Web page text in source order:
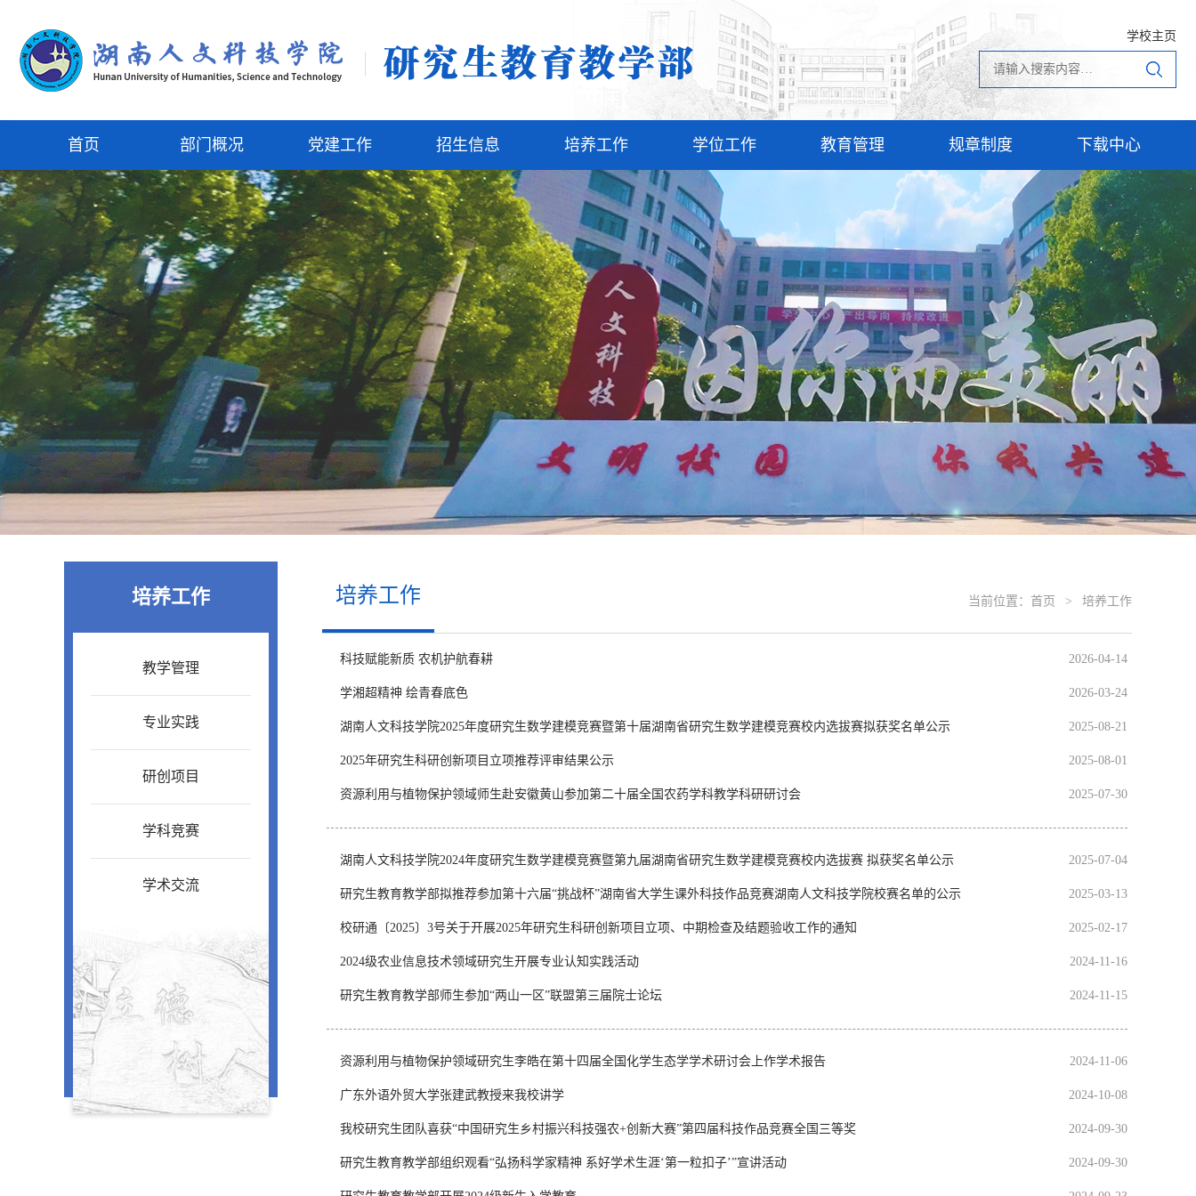
学校主页
首页
新闻动态
通知公告
部门概况
部门简介
机构设置
工作职责
党建工作
组织结构
党建活动
特色工作
支部建设
上级文件
招生信息
通知公告
招生政策
网上报名
培养工作
教学管理
专业实践
研创项目
学科竞赛
学术交流
学位工作
学籍学历管理
学位论文
学位授予
学位点建设
导师队伍
教育管理
奖助体系
就业工作
校友工作
规章制度
学校文件
国家相关文件
下载中心
培养工作
教学管理
专业实践
研创项目
学科竞赛
学术交流
培养工作 当前位置： 首页 > 培养工作
科技赋能新质 农机护航春耕 2026-04-14
学湘超精神 绘青春底色 2026-03-24
湖南人文科技学院2025年度研究生数学建模竞赛暨第十届湖南省研究生数学建模竞赛校内选拔赛拟获奖名单公示 2025-08-21
2025年研究生科研创新项目立项推荐评审结果公示 2025-08-01
资源利用与植物保护领域师生赴安徽黄山参加第二十届全国农药学科教学科研研讨会 2025-07-30
湖南人文科技学院2024年度研究生数学建模竞赛暨第九届湖南省研究生数学建模竞赛校内选拔赛 拟获奖名单公示 2025-07-04
研究生教育教学部拟推荐参加第十六届“挑战杯”湖南省大学生课外科技作品竞赛湖南人文科技学院校赛名单的公示 2025-03-13
校研通〔2025〕3号关于开展2025年研究生科研创新项目立项、中期检查及结题验收工作的通知 2025-02-17
2024级农业信息技术领域研究生开展专业认知实践活动 2024-11-16
研究生教育教学部师生参加“两山一区”联盟第三届院士论坛 2024-11-15
资源利用与植物保护领域研究生李皓在第十四届全国化学生态学学术研讨会上作学术报告 2024-11-06
广东外语外贸大学张建武教授来我校讲学 2024-10-08
我校研究生团队喜获“中国研究生乡村振兴科技强农+创新大赛”第四届科技作品竞赛全国三等奖 2024-09-30
研究生教育教学部组织观看“弘扬科学家精神 系好学术生涯‘第一粒扣子’”宣讲活动 2024-09-30